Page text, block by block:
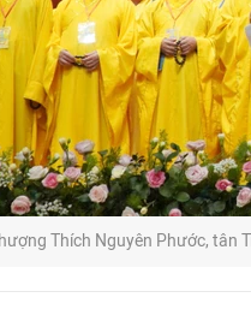
Thích Nguyên Phước, tân